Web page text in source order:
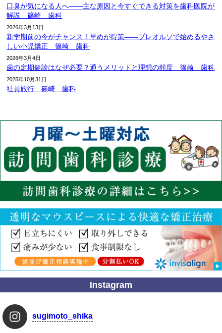
口臭が気になる人へ――主な原因と今すぐできる対策を歯科医院が
解説 篠崎 歯科
2026年3月13日
新学期前の今がチャンス！早めが得策――プレオルソで始めるやさ
しい小児矯正 篠崎 歯科
2026年3月4日
歯の定期健診はなぜ必要？通うメリットと理想の頻度 篠崎 歯科
2025年10月31日
社員旅行 篠崎 歯科
Instagram
sugimoto_shika